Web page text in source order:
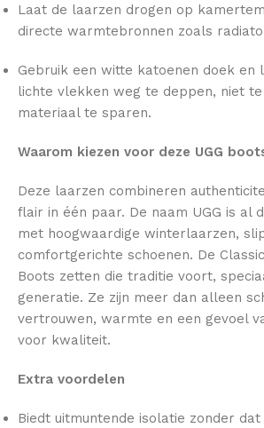
Laat de laarzen drogen op
directe warmtebronnen zoals
Gebruik een witte katoenen doek en
lichte vlekken weg te deppen, niet
materiaal te sparen.
Waarom kiezen voor deze UGG
Deze laarzen combineren
flair in één paar. De naam UGG is al
met hoogwaardige winterlaarzen,
comfortgerichte schoenen. De
Boots zetten die traditie voort,
generatie. Ze zijn meer dan alleen
vertrouwen, warmte en een gevoel
voor kwaliteit.
Extra voordelen
Biedt uitmuntende isolatie zonder